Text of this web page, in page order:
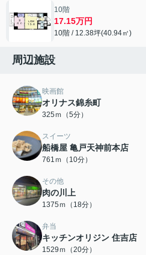
10階
17.15万円
10階 / 12.38坪(40.94㎡)
周辺施設
映画館
オリナス錦糸町
325ｍ（5分）
スイーツ
船橋屋 亀戸天神前本店
761ｍ（10分）
その他
肉の川上
1375ｍ（18分）
弁当
キッチンオリジン 住吉店
1529ｍ（20分）